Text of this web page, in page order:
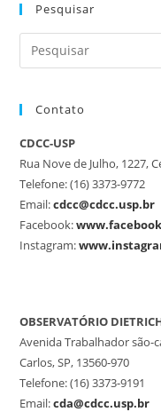
Pesquisar
Contato
CDCC-USP
Rua Nove de Julho, 1227,
Telefone: (16) 3373-9772
Email:cdcc@cdcc.usp.br
Facebook:
Instagram:
OBSERVATÓRIO
Avenida Trabalhador são-
Carlos, SP, 13560-970
Telefone: (16) 3373-9191
Email:cda@cdcc.usp.br